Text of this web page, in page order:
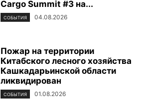
Cargo Summit #3 на...
СОБЫТИЯ 04.08.2026
Пожар на территории
Китабского лесного хозяйства
Кашкадарьинской области
ликвидирован
СОБЫТИЯ 01.08.2026